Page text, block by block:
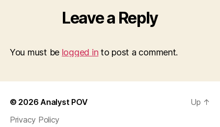
Leave a Reply
You must be logged in to post a comment.
© 2026 Analyst POV
Privacy Policy
Up ↑